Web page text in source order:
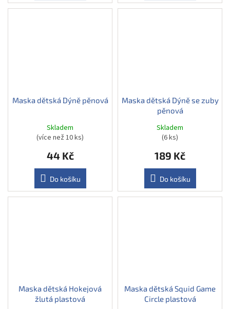
Maska dětská Dýně pěnová
Skladem
(více než 10 ks)
44 Kč
Do košíku
Maska dětská Dýně se zuby
pěnová
Skladem
(6 ks)
189 Kč
Do košíku
Maska dětská Hokejová
žlutá plastová
Maska dětská Squid Game
Circle plastová